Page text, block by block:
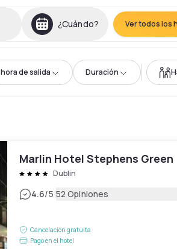
¿Cuándo? Ver todos los
hora de salida Duración
Marlin Hotel Stephens Green
Dublin
4.6/5|52 Opiniones
Cancelación gratuita
Pago en el hotel